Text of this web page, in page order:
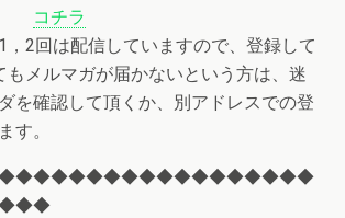
コチラ
，2回は配信していますので、登録して
もメルマガが届かないという方は、迷
を確認して頂くか、別アドレスでの登
す。